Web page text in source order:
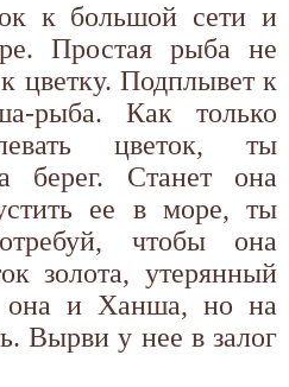
к большой сети и
Простая рыба не
цветку. Подплывет к
рыба. Как только
цветок, ты
берег. Станет она
ее в море, ты
чтобы она
золота, утерянный
она и Ханша, но на
Вырви у нее в залог